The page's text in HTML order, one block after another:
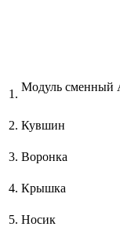
1.
2. Кувшин
3. Воронка
4. Крышка
5. Носик